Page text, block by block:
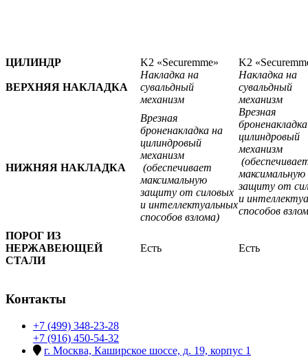
ЦИЛИНДР K2 «Securemme» K2
ВЕРХНЯЯ НАКЛАДКА
Накладка на
сувальдный
механизм
Накладка на
сувальдный
механизм
НИЖНЯЯ НАКЛАДКА
Врезная
броненакладка на
цилиндровый
механизм
(обеспечивает
максимальную
защиту от силовых
и интеллектуальных
способов взлома)
Врезная
цилиндровый
механизм
максимальную
защиту от
и
способов
ПОРОГ ИЗ
НЕРЖАВЕЮЩЕЙ
СТАЛИ
Есть Есть
Контакты
+7 (499) 348-23-28
+7 (916) 450-54-32
г. Москва, Каширское шоссе, д. 19, корпус 1